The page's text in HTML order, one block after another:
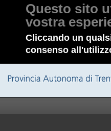
Questo sito
vostra
Cliccando un
consenso